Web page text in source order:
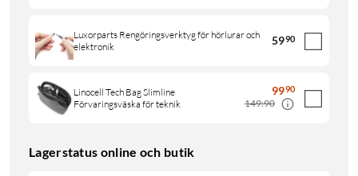
Luxorparts Rengöringsverktyg för hörlurar och
elektronik
5990
Linocell Tech Bag Slimline
Förvaringsväska för teknik
9990
149:90
Lagerstatus online och butik